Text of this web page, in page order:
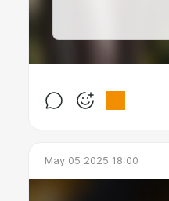
May 05 2025 18:00